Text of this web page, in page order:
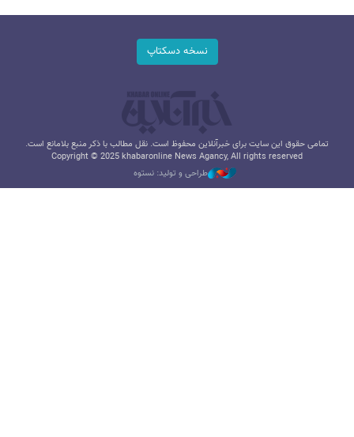
نسخه دسکتاپ
تمامی حقوق این سایت برای خبرآنلاین محفوظ است. نقل مطالب با ذکر منبع بلامانع است.
Copyright © 2025 khabaronline News Agancy, All rights reserved
طراحی و تولید: نستوه